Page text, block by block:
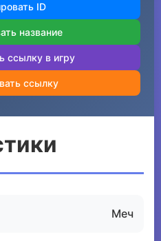
ID
название
ссылку в игру
ссылку
Меч